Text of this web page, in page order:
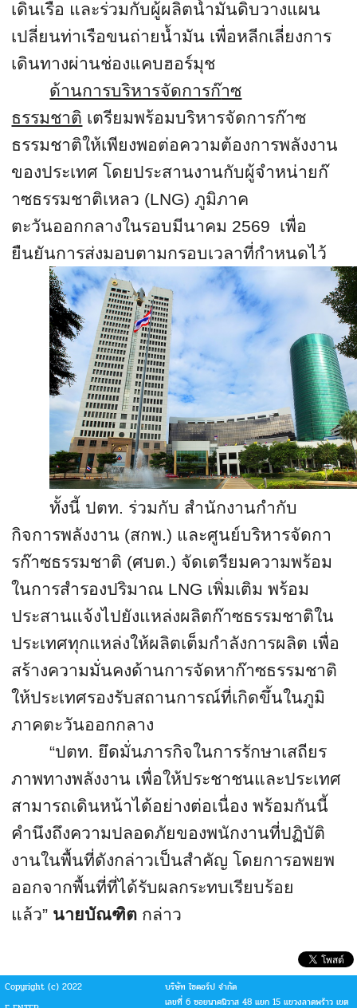
เดินเรือ และร่วมกับผู้ผลิตน้ำมันดิบวางแผน
เปลี่ยนท่าเรือขนถ่ายน้ำมัน เพื่อหลีกเลี่ยงการ
เดินทางผ่านช่องแคบฮอร์มุช
ด้านการบริหารจัดการก๊าซ
ธรรมชาติ เตรียมพร้อมบริหารจัดการก๊าซ
ธรรมชาติให้เพียงพอต่อความต้องการพลังงาน
ของประเทศ โดยประสานงานกับผู้จำหน่ายก๊
าซธรรมชาติเหลว (LNG)ภูมิภาค
ตะวันออกกลางในรอบมีนาคม 2569 เพื่อ
ยืนยันการส่งมอบตามกรอบเวลาที่กำหนดไว้
ทั้งนี้ ปตท. ร่วมกับ สำนักงานกำกับ
กิจการพลังงาน (สกพ.) และศูนย์บริหารจัดกา
รก๊าซธรรมชาติ (ศบต.) จัดเตรียมความพร้อม
ในการสำรองปริมาณ LNG เพิ่มเติม พร้อม
ประสานแจ้งไปยังแหล่งผลิตก๊าซธรรมชาติใน
ประเทศทุกแหล่งให้ผลิตเต็มกำลังการผลิต เพื่อ
สร้างความมั่นคงด้านการจัดหาก๊าซธรรมชาติ
ให้ประเทศรองรับสถานการณ์ที่เกิดขึ้นในภูมิ
ภาคตะวันออกกลาง
“ปตท. ยึดมั่นภารกิจในการรักษาเสถียร
ภาพทางพลังงาน เพื่อให้ประชาชนและประเทศ
สามารถเดินหน้าได้อย่างต่อเนื่อง พร้อมกันนี้
คำนึงถึงความปลอดภัยของพนักงานที่ปฏิบัติ
งานในพื้นที่ดังกล่าวเป็นสำคัญ โดยการอพยพ
ออกจากพื้นที่ที่ได้รับผลกระทบเรียบร้อย
แล้ว” นายบัณฑิต กล่าว
Copyright (c) 2022
บริษัท ไซคอร์ป จำกัด
เลขที่ 6 ซอยนาคนิวาส 48 แยก 15 แขวงลาดพร้าว เขต